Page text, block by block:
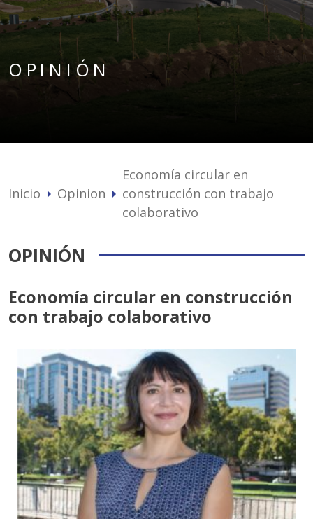
OPINIÓN
Inicio arrow_right Opinion arrow_right
Economía circular en
construcción con trabajo
colaborativo
OPINIÓN
Economía circular en construcción
con trabajo colaborativo